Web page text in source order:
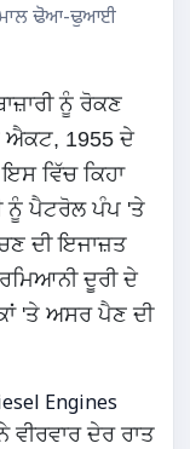
ਮਾਲ ਢੋਆ-ਢੁਆਈ
ਨੂੰ ਰੋਕਣ
1955 ਦੇ
ਵਿੱਚ ਕਿਹਾ
ਨੂੰ ਪੈਟਰੋਲ ਪੰਪ 'ਤੇ
ਦੀ ਇਜਾਜ਼ਤ
ਦੂਰੀ ਦੇ
'ਤੇ ਅਸਰ ਪੈਣ ਦੀ
ਦੇਰ ਰਾਤ